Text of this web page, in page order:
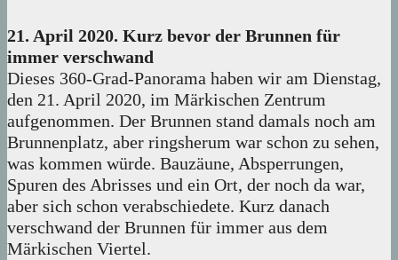
21. April 2020. Kurz bevor der Brunnen für
immer verschwand
Dieses 360-Grad-Panorama haben wir am Dienstag,
den 21. April 2020, im Märkischen Zentrum
aufgenommen. Der Brunnen stand damals noch am
Brunnenplatz, aber ringsherum war schon zu sehen,
was kommen würde. Bauzäune, Absperrungen,
Spuren des Abrisses und ein Ort, der noch da war,
aber sich schon verabschiedete. Kurz danach
verschwand der Brunnen für immer aus dem
Märkischen Viertel.